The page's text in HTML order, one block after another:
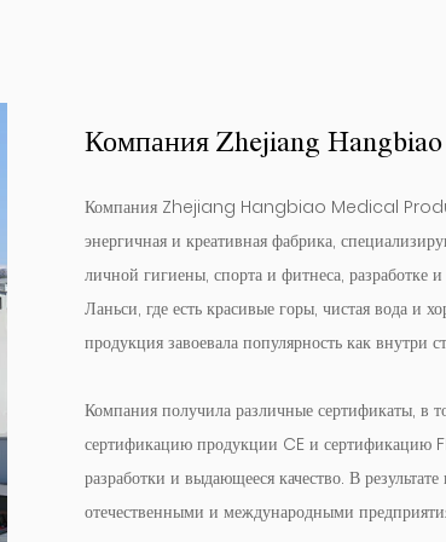
Компания Zhejiang
Компания Zhejiang Hangbiao Medical
энергичная и креативная фабрика,
личной гигиены, спорта и фитнеса, разработке
Ланьси, где есть красивые горы, чистая вода и
продукция завоевала популярность как внутри
Компания получила различные сертификаты, в
сертификацию продукции CE и сертификацию
разработки и выдающееся качество. В
отечественными и международными